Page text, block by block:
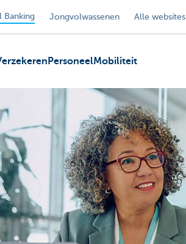
Banking Jongvolwassenen Alle websites
PersoneelMobiliteit